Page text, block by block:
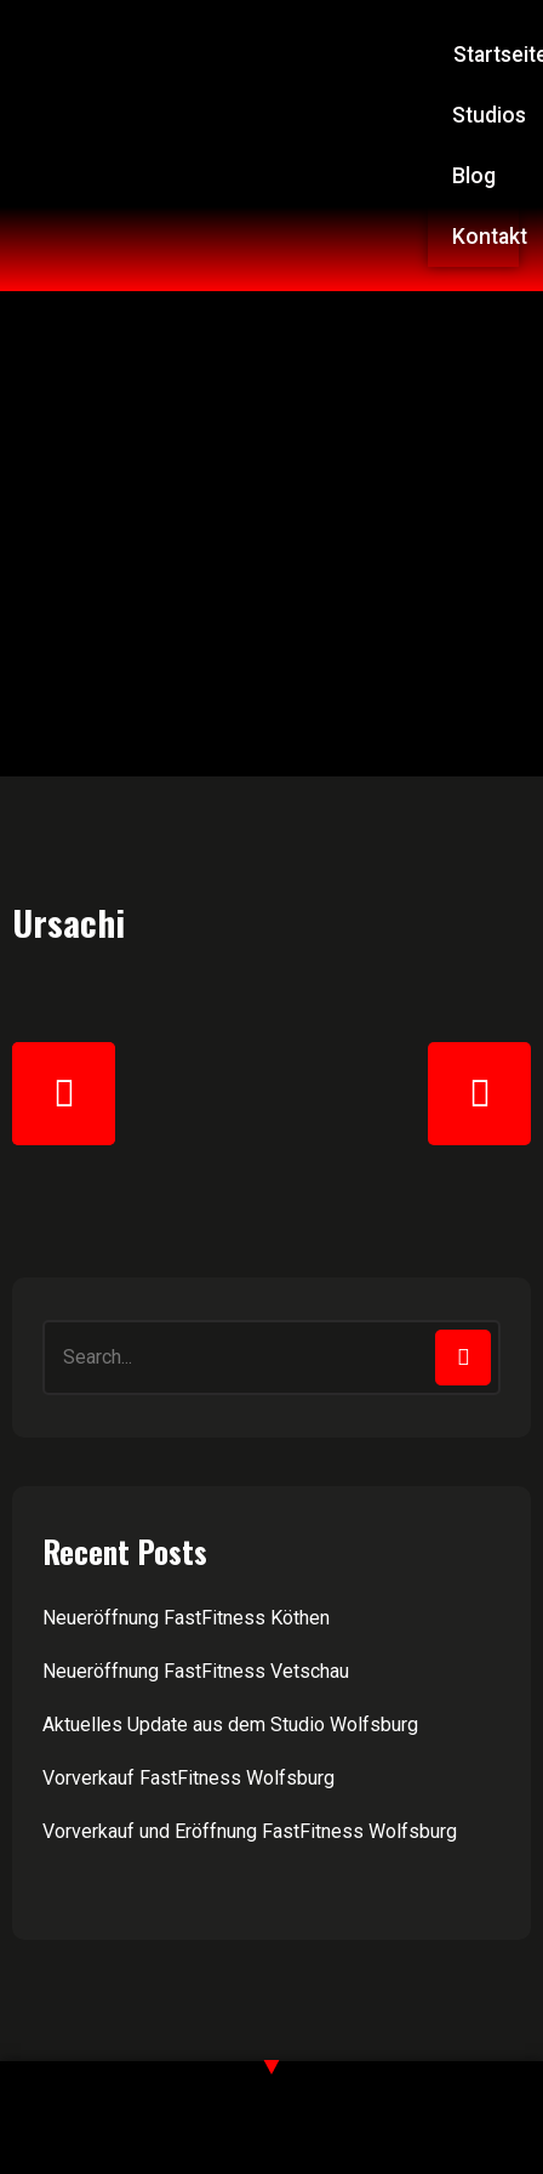
Studios
Blog
Kontakt
Ursachi
Recent Posts
Neueröffnung FastFitness Köthen
Neueröffnung FastFitness Vetschau
Aktuelles Update aus dem Studio Wolfsburg
Vorverkauf FastFitness Wolfsburg
Vorverkauf und Eröffnung FastFitness Wolfsburg